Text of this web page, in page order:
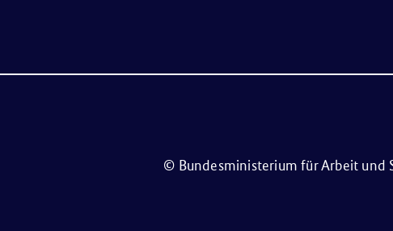
© Bundesministerium für Arbeit und